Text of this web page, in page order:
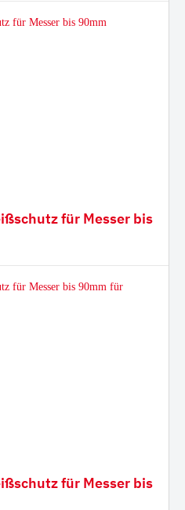
für Messer bis
für Messer bis